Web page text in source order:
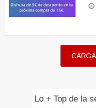
Lo + Top de la